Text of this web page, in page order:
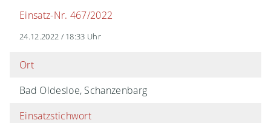
Einsatz-Nr. 467/2022
24.12.2022 / 18:33 Uhr
Ort
Bad Oldesloe, Schanzenbarg
Einsatzstichwort